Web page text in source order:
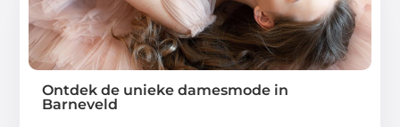
Ontdek de unieke damesmode in
Barneveld